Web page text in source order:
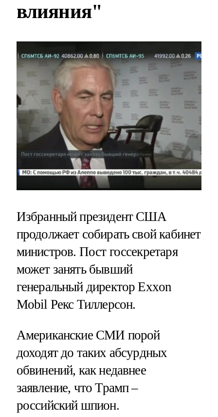
влияния"
Избранный президент США
продолжает собирать свой кабинет
министров. Пост госсекретаря
может занять бывший
генеральный директор Exxon
Mobil Рекс Тиллерсон.
Американские СМИ порой
доходят до таких абсурдных
обвинений, как недавнее
заявление, что Трамп –
российский шпион.